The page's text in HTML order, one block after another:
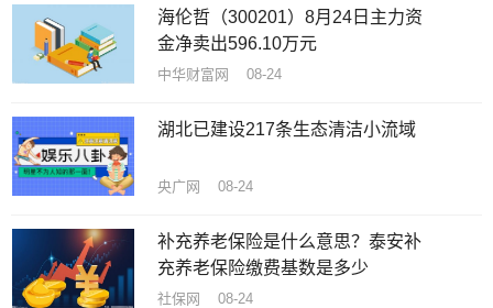
海伦哲（300201）8月24日主力资
金净卖出596.10万元
中华财富网 08-24
湖北已建设217条生态清洁小流域
央广网 08-24
补充养老保险是什么意思？泰安补
充养老保险缴费基数是多少
社保网 08-24